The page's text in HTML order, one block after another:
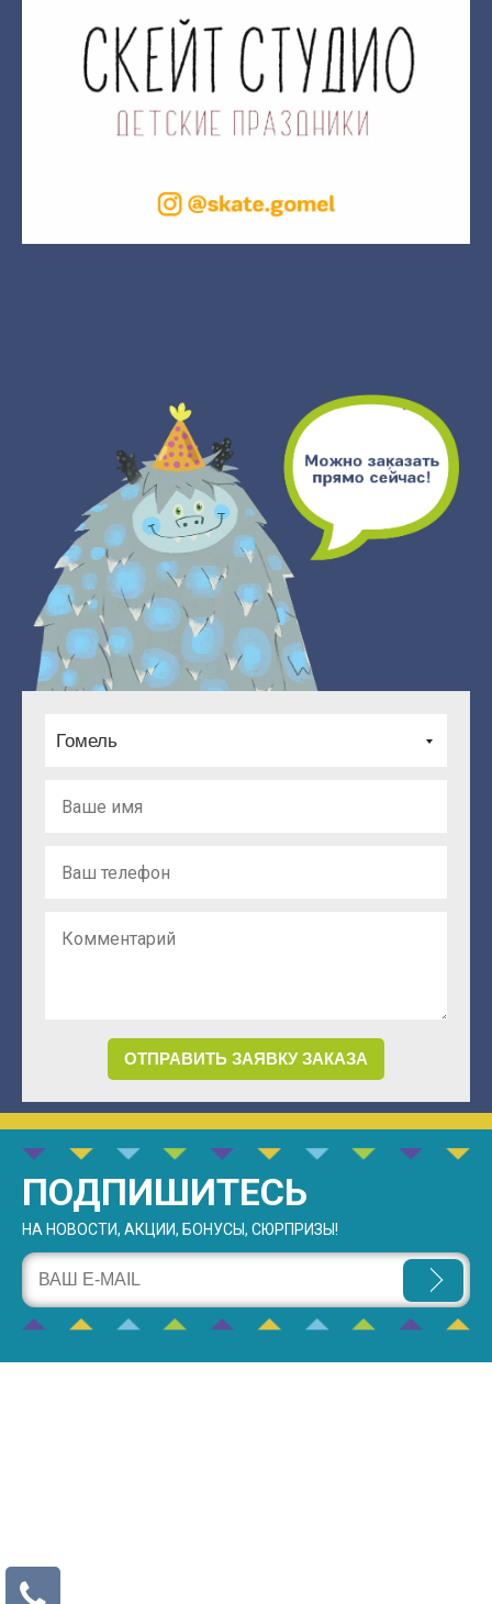
Гомель
ПОДПИШИТЕСЬ
НА НОВОСТИ, АКЦИИ, БОНУСЫ, СЮРПРИЗЫ!